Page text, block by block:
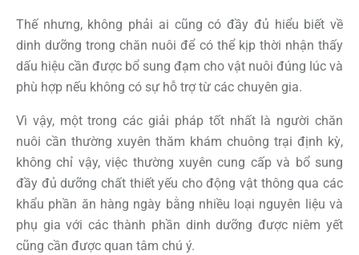
Thế nhưng, không phải ai cũng có đầy đủ hiểu biết về
dinh dưỡng trong chăn nuôi để có thể kịp thời nhận thấy
dấu hiệu cần được bổ sung đạm cho vật nuôi đúng lúc và
phù hợp nếu không có sự hỗ trợ từ các chuyên gia.
Vì vậy, một trong các giải pháp tốt nhất là người chăn
nuôi cần thường xuyên thăm khám chuông trại định kỳ,
không chỉ vậy, việc thường xuyên cung cấp và bổ sung
đầy đủ dưỡng chất thiết yếu cho động vật thông qua các
khẩu phần ăn hàng ngày bằng nhiều loại nguyên liệu và
phụ gia với các thành phần dinh dưỡng được niêm yết
cũng cần được quan tâm chú ý.